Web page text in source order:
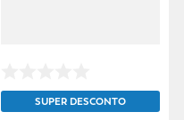
SUPER DESCONTO